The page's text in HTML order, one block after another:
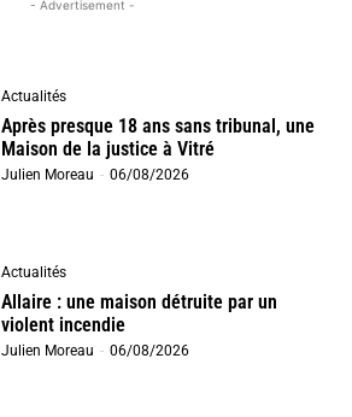
- Advertisement -
Actualités
Après presque 18 ans sans tribunal, une
Maison de la justice à Vitré
Julien Moreau - 06/08/2026
Actualités
Allaire : une maison détruite par un
violent incendie
Julien Moreau - 06/08/2026